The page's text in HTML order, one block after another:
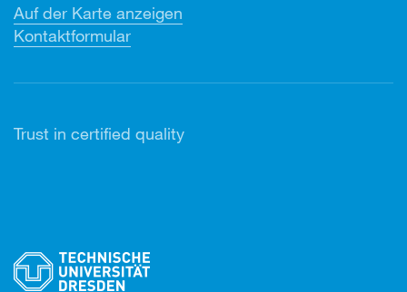
Auf der Karte anzeigen
Kontaktformular
Trust in certified quality